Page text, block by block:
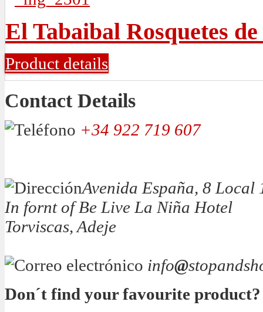
El Tabaibal Rosquetes
Product details
Contact Details
+34 922 719 607
Avenida España, 8 Local
In fornt of Be Live La Niña Hotel
Torviscas, Adeje
info@
Don´t find your favourite product?